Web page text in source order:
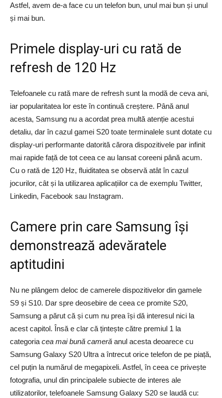
Astfel, avem de-a face cu un telefon bun, unul mai bun și unul
și mai bun.
Primele display-uri cu rată de
refresh de 120 Hz
Telefoanele cu rată mare de refresh sunt la modă de ceva ani,
iar popularitatea lor este în continuă creștere. Până anul
acesta, Samsung nu a acordat prea multă atenție acestui
detaliu, dar în cazul gamei S20 toate terminalele sunt dotate cu
display-uri performante datorită cărora dispozitivele par infinit
mai rapide față de tot ceea ce au lansat coreeni până acum.
Cu o rată de 120 Hz, fluiditatea se observă atât în cazul
jocurilor, cât și la utilizarea aplicațiilor ca de exemplu Twitter,
Linkedin, Facebook sau Instagram.
Camere prin care Samsung își
demonstrează adevăratele
aptitudini
Nu ne plângem deloc de camerele dispozitivelor din gamele
S9 și S10. Dar spre deosebire de ceea ce promite S20,
Samsung a părut că și cum nu prea își dă interesul nici la
acest capitol. Însă e clar că țintește către premiul 1 la
categoriacea mai bună cameră anul acesta deoarece cu
Samsung Galaxy S20 Ultra a întrecut orice telefon de pe piață,
cel puțin la numărul de megapixeli. Astfel, în ceea ce privește
fotografia, unul din principalele subiecte de interes ale
utilizatorilor, telefoanele Samsung Galaxy S20 se laudă cu: